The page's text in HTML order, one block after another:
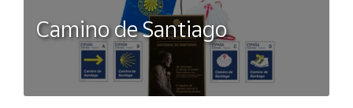
Camino de Santiago